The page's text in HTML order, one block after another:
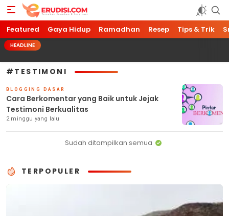
Erudisi
Temukan Jawaban dan Inspirasi
Featured Gaya Hidup Ramadhan Resep Tips & Trik
HEADLINE
#TESTIMONI
BLOGGING DASAR
Cara Berkomentar yang Baik untuk Jejak
Testimoni Berkualitas
2 minggu yang lalu
Sudah ditampilkan semua
TERPOPULER